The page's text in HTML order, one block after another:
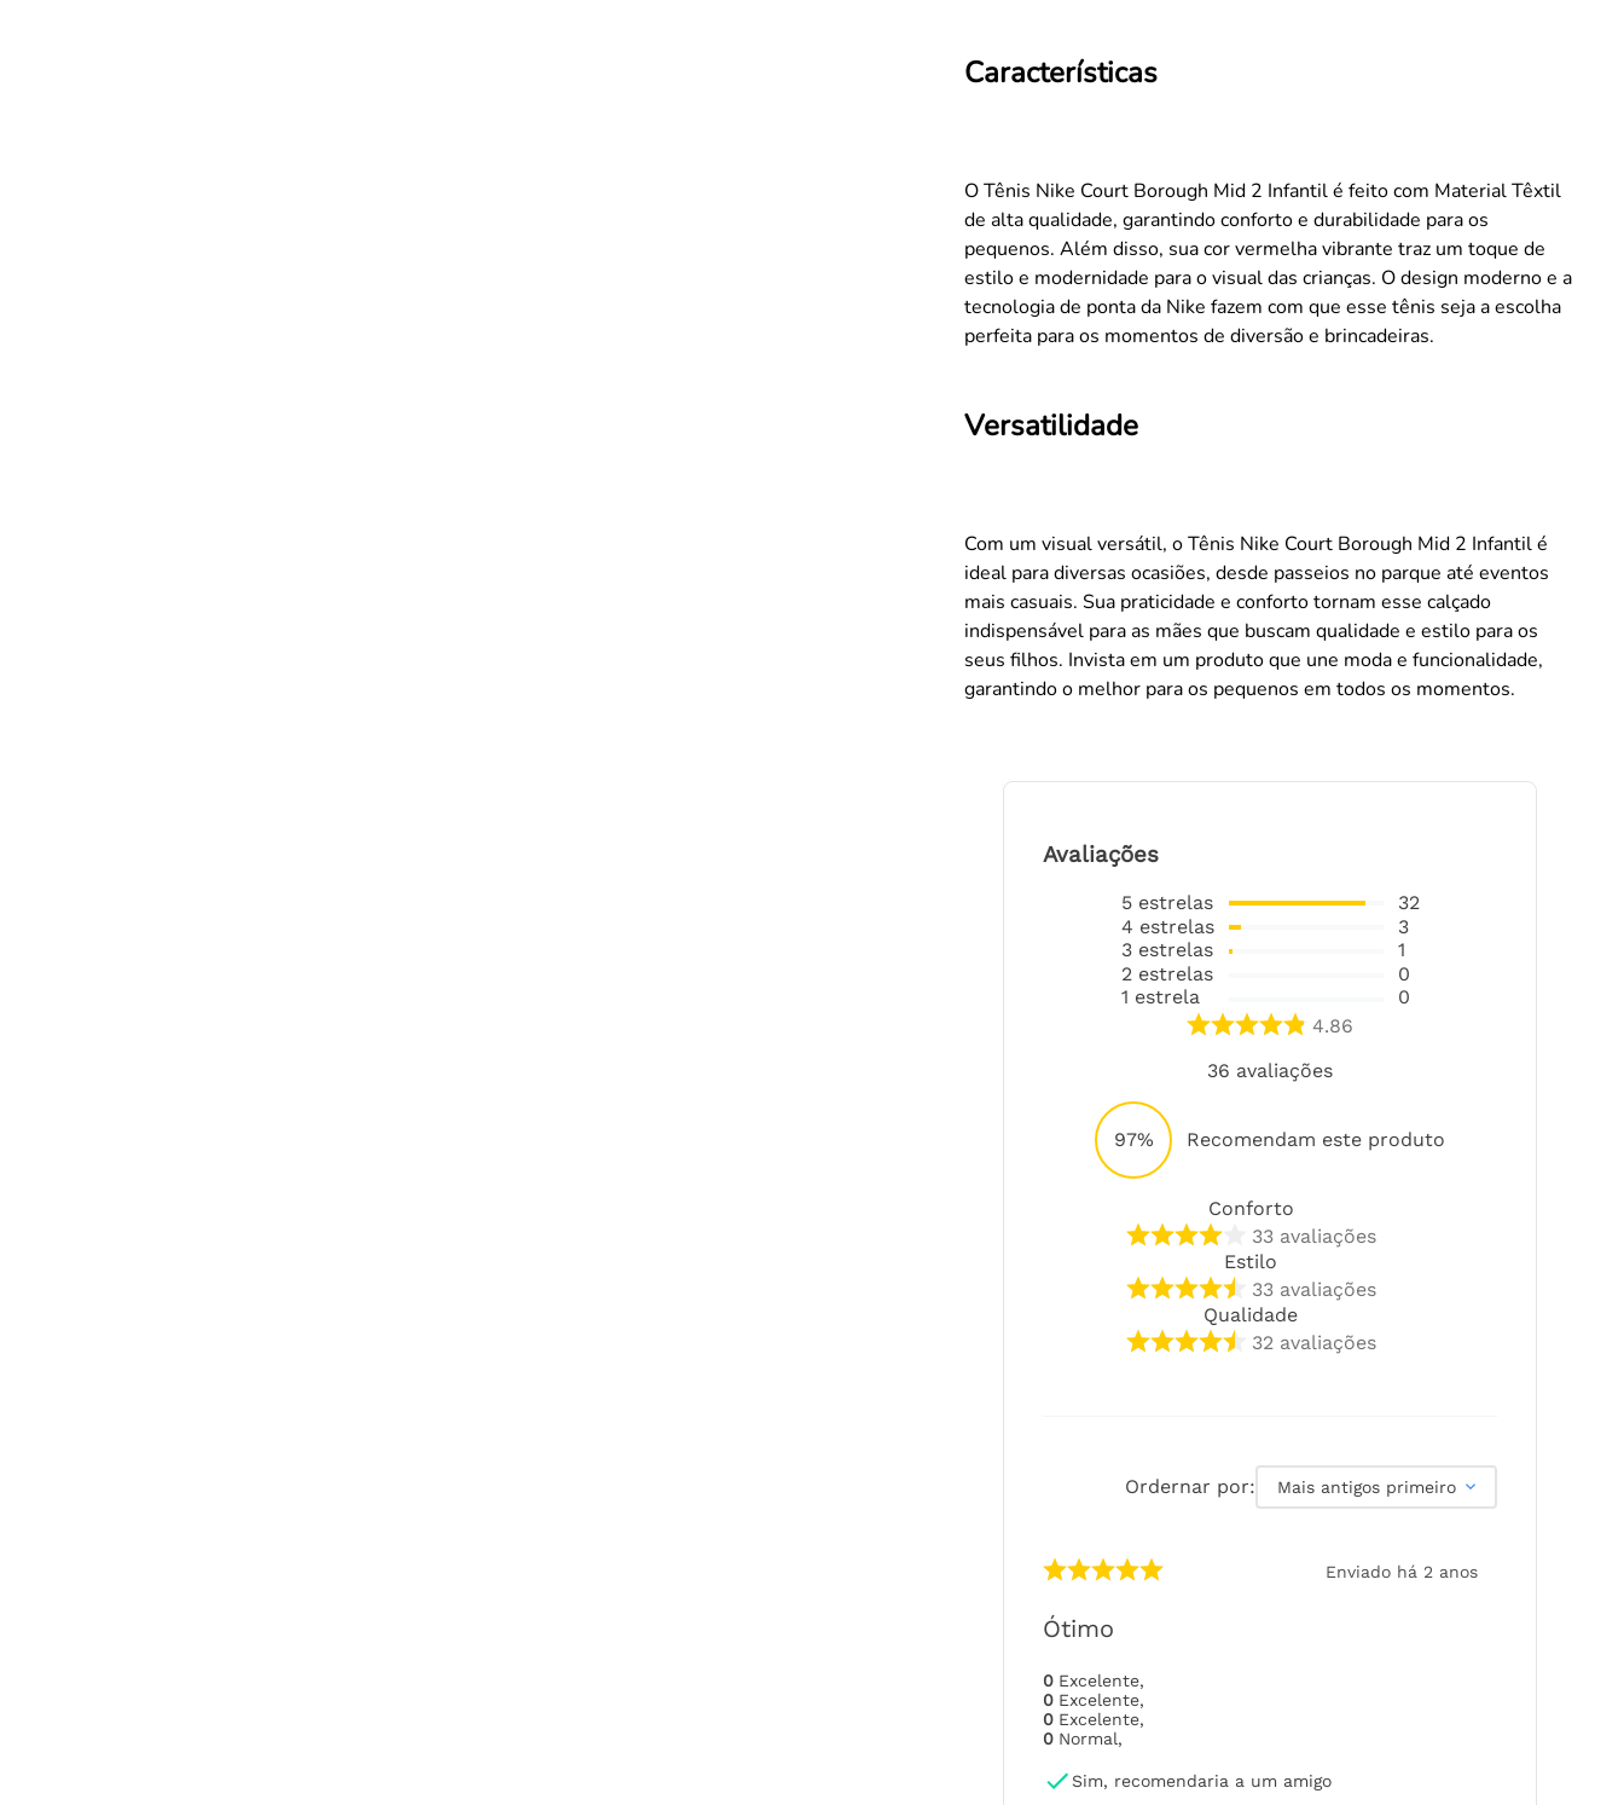
Características
O Tênis Nike Court Borough Mid 2 Infantil é feito com Material Têxtil
de alta qualidade, garantindo conforto e durabilidade para os
pequenos. Além disso, sua cor vermelha vibrante traz um toque de
estilo e modernidade para o visual das crianças. O design moderno e a
tecnologia de ponta da Nike fazem com que esse tênis seja a escolha
perfeita para os momentos de diversão e brincadeiras.
Versatilidade
Com um visual versátil, o Tênis Nike Court Borough Mid 2 Infantil é
ideal para diversas ocasiões, desde passeios no parque até eventos
mais casuais. Sua praticidade e conforto tornam esse calçado
indispensável para as mães que buscam qualidade e estilo para os
seus filhos. Invista em um produto que une moda e funcionalidade,
garantindo o melhor para os pequenos em todos os momentos.
Avaliações
5 estrelas
4 estrelas
3 estrelas
2 estrelas
1 estrela
32
3
1
0
0
4.86
36 avaliações
97% Recomendam este produto
Conforto
33 avaliações
Estilo
33 avaliações
Qualidade
32 avaliações
Ordernar por: Mais antigos primeiro
Enviado há 2 anos
Ótimo
0 Excelente,
0 Excelente,
0 Excelente,
0 Normal,
Sim, recomendaria a um amigo